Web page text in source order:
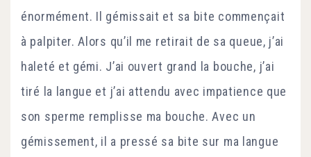
énormément. Il gémissait et sa bite commençait
à palpiter. Alors qu’il me retirait de sa queue, j’ai
haleté et gémi. J’ai ouvert grand la bouche, j’ai
tiré la langue et j’ai attendu avec impatience que
son sperme remplisse ma bouche. Avec un
gémissement, il a pressé sa bite sur ma langue